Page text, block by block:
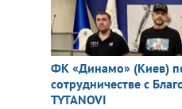
ФК «Динамо» (Киев)
сотрудничестве с
TYTANOVI